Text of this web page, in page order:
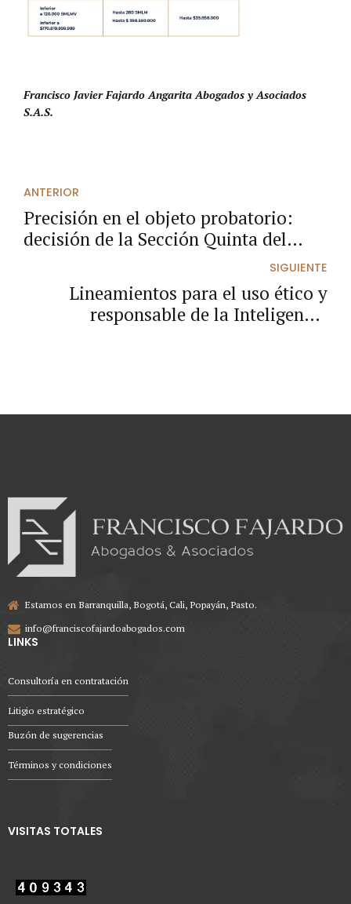
Francisco Javier Fajardo Angarita Abogados y Asociados
S.A.S.
ANTERIOR
Precisión en el objeto probatorio:
decisión de la Sección Quinta del
Consejo de Estado sobre pruebas
testimoniales.
SIGUIENTE
Lineamientos para el uso ético y
responsable de la Inteligencia
Estamos en Barranquilla, Bogotá, Cali, Popayán, Pasto.
info@franciscofajardoabogados.com
LINKS
Consultoría en contratación
Litigio estratégico
Buzón de sugerencias
Términos y condiciones
VISITAS TOTALES